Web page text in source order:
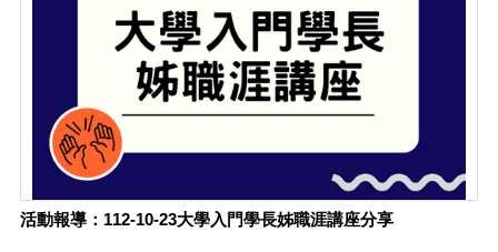
活動報導：112-10-23大學入門學長姊職涯講座分享